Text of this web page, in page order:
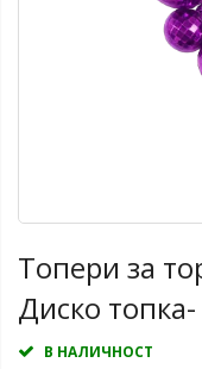
Топери за
Диско
В НАЛИЧНОСТ